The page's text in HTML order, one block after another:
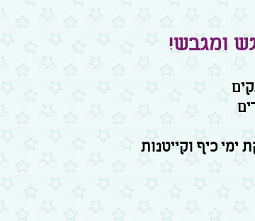
ומגבש!
ימי כיף וקייטנות